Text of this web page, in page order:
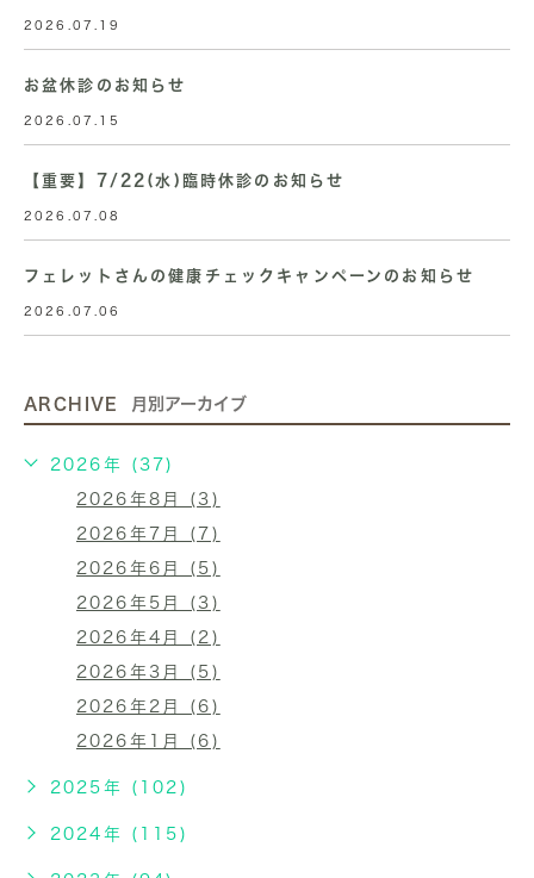
2026.07.19
お盆休診のお知らせ
2026.07.15
【重要】7/22(水)臨時休診のお知らせ
2026.07.08
フェレットさんの健康チェックキャンペーンのお知らせ
2026.07.06
ARCHIVE 月別アーカイブ
2026年 (37)
2026年8月 (3)
2026年7月 (7)
2026年6月 (5)
2026年5月 (3)
2026年4月 (2)
2026年3月 (5)
2026年2月 (6)
2026年1月 (6)
2025年 (102)
2024年 (115)